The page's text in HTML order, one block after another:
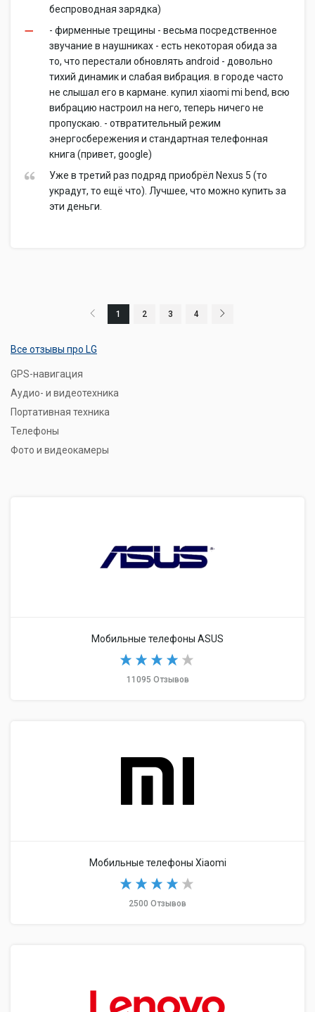
беспроводная зарядка)
- фирменные трещины - весьма посредственное
звучание в наушниках - есть некоторая обида за
то, что перестали обновлять android - довольно
тихий динамик и слабая вибрация. в городе часто
не слышал его в кармане. купил xiaomi mi bend, всю
вибрацию настроил на него, теперь ничего не
пропускаю. - отвратительный режим
энергосбережения и стандартная телефонная
книга (привет, google)
Уже в третий раз подряд приобрёл Nexus 5 (то
украдут, то ещё что). Лучшее, что можно купить за
эти деньги.
1 2 3 4
Все отзывы про LG
GPS-навигация
Аудио- и видеотехника
Портативная техника
Телефоны
Фото и видеокамеры
Мобильные телефоны ASUS
11095 Отзывов
Мобильные телефоны Xiaomi
2500 Отзывов